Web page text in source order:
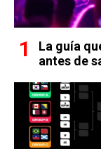
La guía
antes de